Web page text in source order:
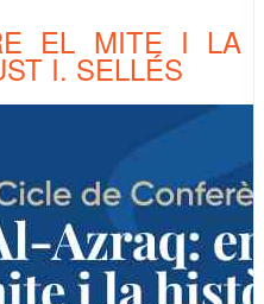
EL MITE I LA
I. SELLÉS